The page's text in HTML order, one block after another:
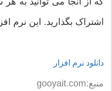
اشتراک بگذارید. این نرم
دانلود نرم افزار
منبع:gooyait.com